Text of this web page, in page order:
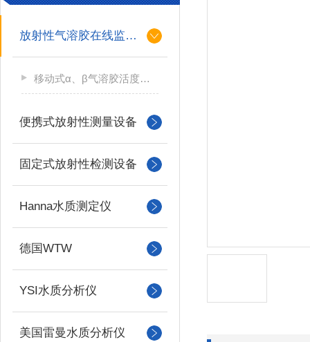
放射性气溶胶在线监测仪
移动式α、β气溶胶活度测量仪
便携式放射性测量设备
固定式放射性检测设备
Hanna水质测定仪
德国WTW
YSI水质分析仪
美国雷曼水质分析仪